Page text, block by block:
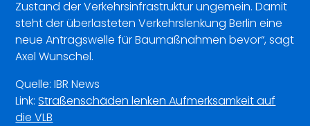
Zustand der Verkehrsinfrastruktur ungemein. Damit
steht der überlasteten Verkehrslenkung Berlin eine
neue Antragswelle für Baumaßnahmen bevor“, sagt
Axel Wunschel.
Quelle: IBR News
Link:Straßenschäden lenken Aufmerksamkeit auf
die VLB